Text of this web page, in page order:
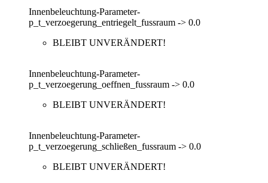
Innenbeleuchtung-Parameter-
p_t_verzoegerung_entriegelt_fussraum -> 0.0
BLEIBT UNVERÄNDERT!
Innenbeleuchtung-Parameter-
p_t_verzoegerung_oeffnen_fussraum -> 0.0
BLEIBT UNVERÄNDERT!
Innenbeleuchtung-Parameter-
p_t_verzoegerung_schließen_fussraum -> 0.0
BLEIBT UNVERÄNDERT!